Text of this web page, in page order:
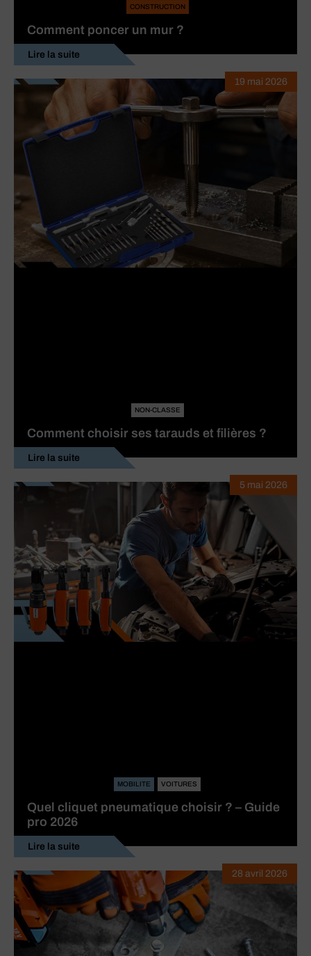
CONSTRUCTION
Comment poncer un mur ?
Lire la suite
NON-CLASSE
Comment choisir ses tarauds et filières ?
Lire la suite
19 mai 2026
MOBILITE VOITURES
Quel cliquet pneumatique choisir ? – Guide
pro 2026
Lire la suite
5 mai 2026
28 avril 2026